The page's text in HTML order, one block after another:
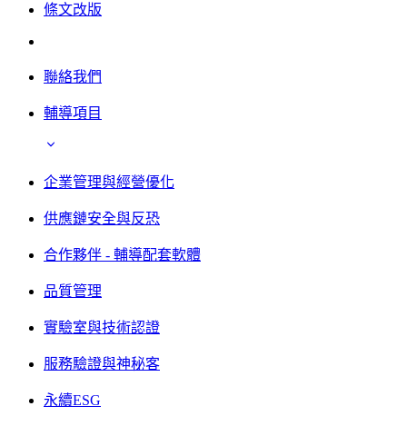
條文改版
聯絡我們
輔導項目
企業管理與經營優化
供應鏈安全與反恐
合作夥伴 - 輔導配套軟體
品質管理
實驗室與技術認證
服務驗證與神秘客
永續ESG